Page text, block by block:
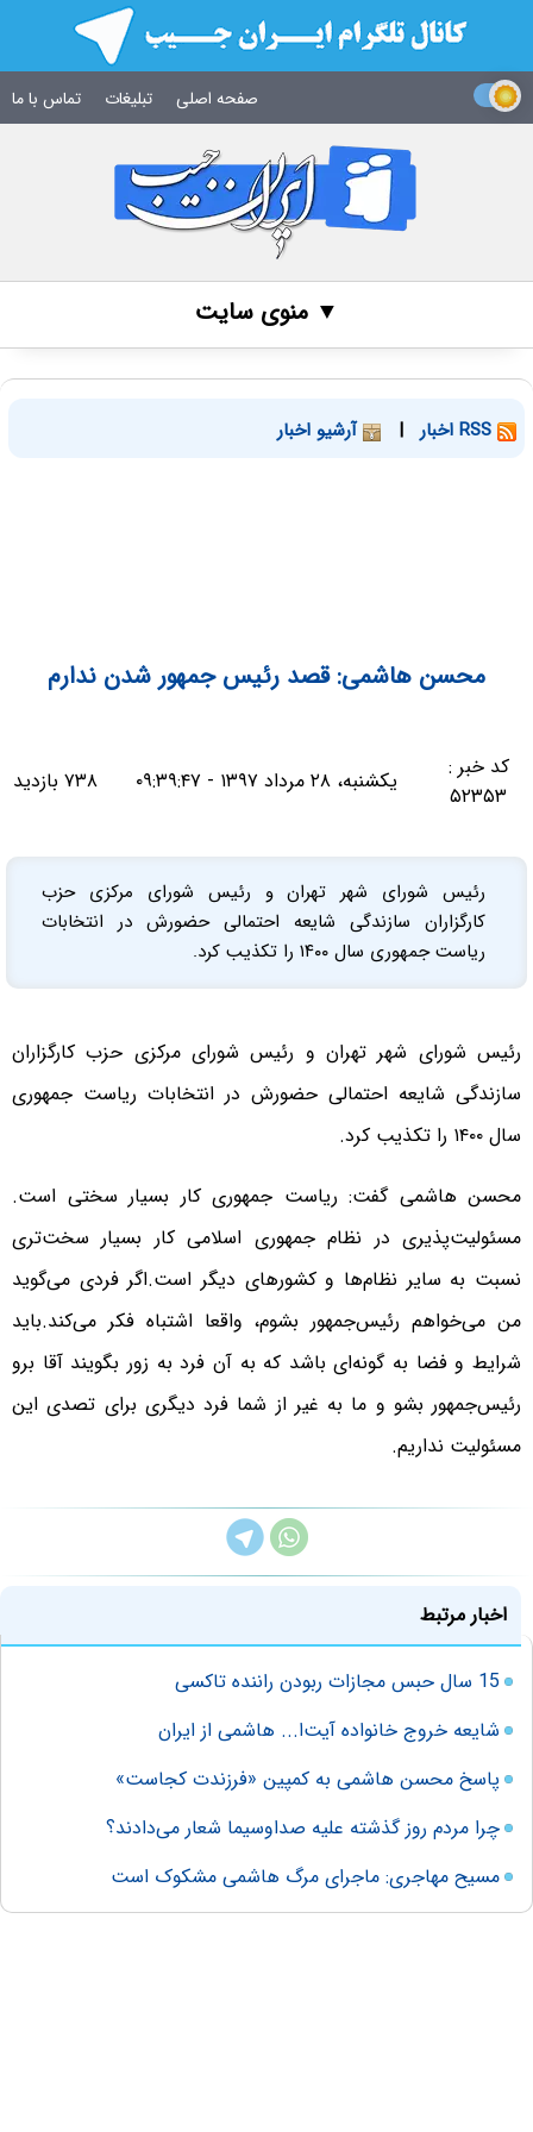
صفحه اصلی تبلیغات تماس با ما
▼ منوی سایت
| آرشیو اخبار
محسن هاشمی: قصد رئیس جمهور شدن ندارم
کد خبر :
۵۲۳۵۳
یکشنبه، ۲۸ مرداد ۱۳۹۷ - ۰۹:۳۹:۴۷ ۷۳۸ بازدید
رئیس شورای شهر تهران و رئیس شورای مرکزی حزب
کارگزاران سازندگی شایعه احتمالی حضورش در انتخابات
ریاست جمهوری سال ۱۴۰۰ را تکذیب کرد.
رئیس شورای شهر تهران و رئیس شورای مرکزی حزب کارگزاران
سازندگی شایعه احتمالی حضورش در انتخابات ریاست جمهوری
سال ۱۴۰۰ را تکذیب کرد.
محسن هاشمی گفت: ریاست جمهوری کار بسیار سختی است.
مسئولیت‌پذیری در نظام جمهوری اسلامی کار بسیار سخت‌تری
نسبت به سایر نظام‌ها و کشورهای دیگر است.اگر فردی می‌گوید
من می‌خواهم رئیس‌جمهور بشوم، واقعا اشتباه فکر می‌کند.باید
شرایط و فضا به گونه‌ای باشد که به آن فرد به زور بگویند آقا برو
رئیس‌جمهور بشو و ما به غیر از شما فرد دیگری برای تصدی این
مسئولیت نداریم.
اخبار مرتبط
15 سال حبس مجازات ربودن راننده تاکسی
شایعه خروج خانواده آیت‌ا... هاشمی از ایران
پاسخ محسن هاشمی به کمپین «فرزندت کجاست»
چرا مردم روز گذشته علیه صداوسیما شعار می‌دادند؟
مسیح مهاجری: ماجرای مرگ هاشمی مشکوک است